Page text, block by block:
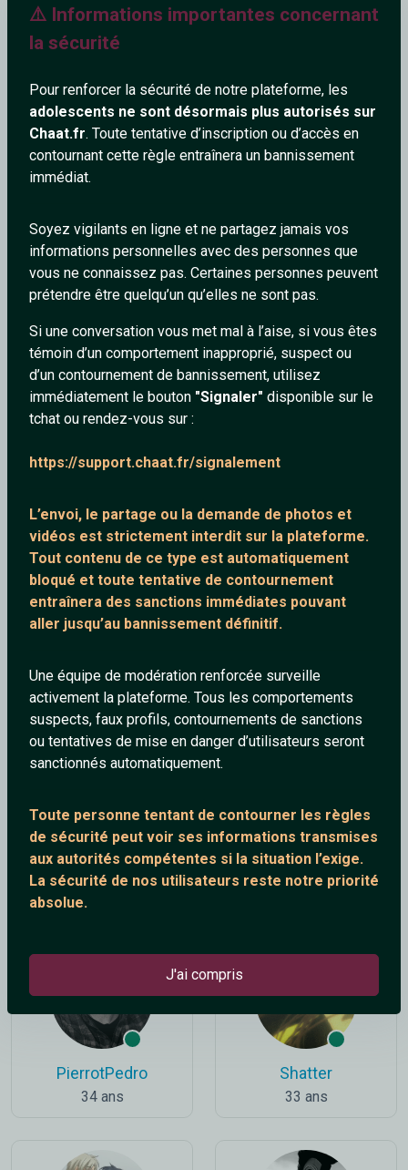
⚠️ Informations importantes concernant
la sécurité
Pour renforcer la sécurité de notre plateforme, les
adolescents ne sont désormais plus autorisés sur
Chaat.fr. Toute tentative d’inscription ou d’accès en
contournant cette règle entraînera un bannissement
immédiat.
Soyez vigilants en ligne et ne partagez jamais vos
informations personnelles avec des personnes que
vous ne connaissez pas. Certaines personnes peuvent
prétendre être quelqu’un qu’elles ne sont pas.
Si une conversation vous met mal à l’aise, si vous êtes
témoin d’un comportement inapproprié, suspect ou
d’un contournement de bannissement, utilisez
immédiatement le bouton "Signaler" disponible sur le
tchat ou rendez-vous sur :
https://support.chaat.fr/signalement
L’envoi, le partage ou la demande de photos et
vidéos est strictement interdit sur la plateforme.
Tout contenu de ce type est automatiquement
bloqué et toute tentative de contournement
entraînera des sanctions immédiates pouvant
aller jusqu’au bannissement définitif.
Une équipe de modération renforcée surveille
activement la plateforme. Tous les comportements
suspects, faux profils, contournements de sanctions
ou tentatives de mise en danger d’utilisateurs seront
sanctionnés automatiquement.
Toute personne tentant de contourner les règles
de sécurité peut voir ses informations transmises
aux autorités compétentes si la situation l’exige.
La sécurité de nos utilisateurs reste notre priorité
absolue.
J'ai compris
54 ans 57 ans
bidou Lhiverviens
41 ans
Julie-Suisse Rosenoire62
Margauxgaux
19 ans
jade
23 ans
Pingu Eneko
PierrotPedro
34 ans
Shatter
33 ans